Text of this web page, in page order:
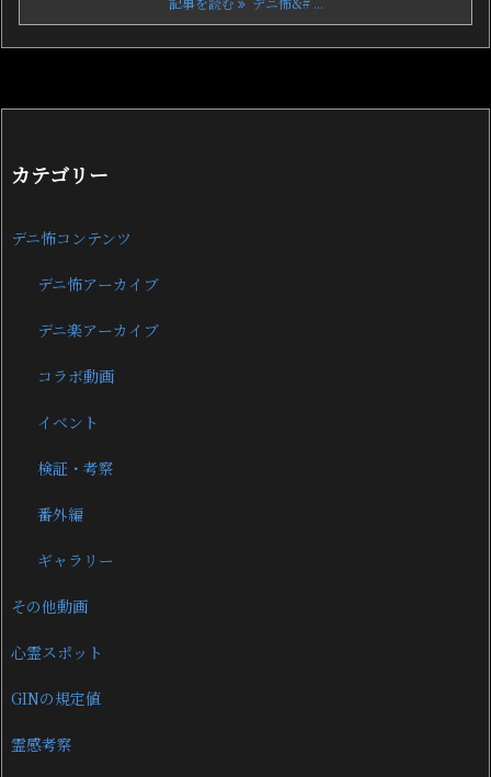
カテゴリー
デニ怖コンテンツ
デニ怖アーカイブ
デニ楽アーカイブ
コラボ動画
イベント
検証・考察
番外編
ギャラリー
その他動画
心霊スポット
GINの規定値
霊感考察